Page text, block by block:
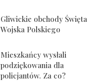
Gliwickie obchody Święta
Wojska Polskiego
Mieszkańcy wysłali
podziękowania dla
policjantów. Za co?